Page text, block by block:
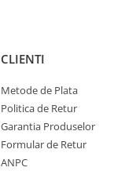
CLIENTI
Metode de Plata
Politica de Retur
Garantia Produselor
Formular de Retur
ANPC